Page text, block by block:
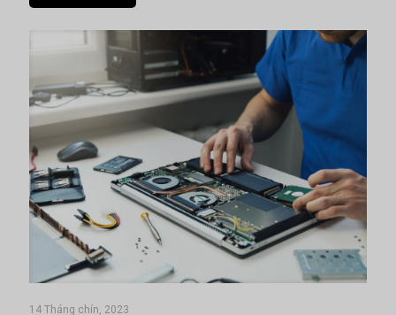
14 Tháng chín, 2023